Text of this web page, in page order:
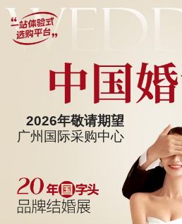
2026年敬请期望
广州国际采购中心